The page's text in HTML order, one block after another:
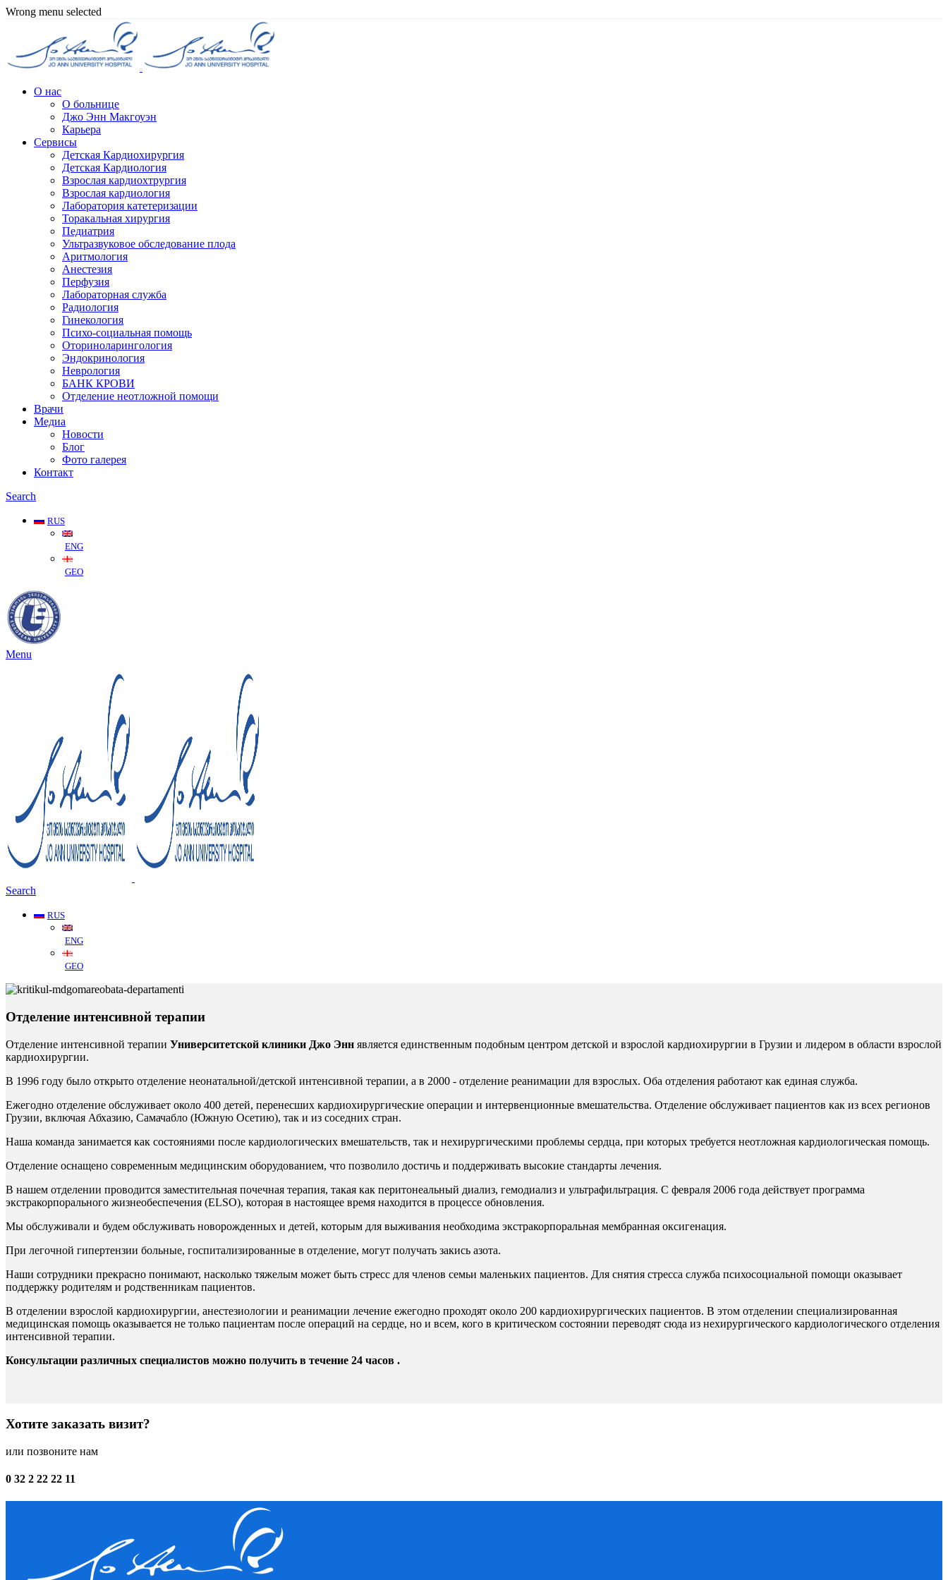
Wrong menu selected
О нас
О больнице
Джо Энн Макгоуэн
Карьера
Сервисы
Детская Кардиохирургия
Детская Кардиология
Взрослая кардиохтрургия
Взрослая кардиология
Лаборатория катетеризации
Торакальная хирургия
Педиатрия
Ультразвуковое обследование плода
Аритмология
Анестезия
Перфузия
Лабораторная служба
Радиология
Гинекология
Психо-социальная помощь
Оториноларингология
Эндокринология
Неврология
БАНК КРОВИ
Отделение неотложной помощи
Врачи
Медиа
Новости
Блог
Фото галерея
Контакт
Search
RUS
ENG
GEO
Menu
Search
RUS
ENG
GEO
Отделение интенсивной терапии
Отделение интенсивной терапии Университетской клиники Джо Энн является единственным подобным центром детской и взрослой кардиохирургии в Грузии и лидером в области взрослой
кардиохирургии.
В 1996 году было открыто отделение неонатальной/детской интенсивной терапии, а в 2000 - отделение реанимации для взрослых. Оба отделения работают как единая служба.
Ежегодно отделение обслуживает около 400 детей, перенесших кардиохирургические операции и интервенционные вмешательства. Отделение обслуживает пациентов как из всех регионов
Грузии, включая Абхазию, Самачабло (Южную Осетию), так и из соседних стран.
Наша команда занимается как состояниями после кардиологических вмешательств, так и нехирургическими проблемы сердца, при которых требуется неотложная кардиологическая помощь.
Отделение оснащено современным медицинским оборудованием, что позволило достичь и поддерживать высокие стандарты лечения.
В нашем отделении проводится заместительная почечная терапия, такая как перитонеальный диализ, гемодиализ и ультрафильтрация. С февраля 2006 года действует программа
экстракорпорального жизнеобеспечения (ELSO), которая в настоящее время находится в процессе обновления.
Мы обслуживали и будем обслуживать новорожденных и детей, которым для выживания необходима экстракорпоральная мембранная оксигенация.
При легочной гипертензии больные, госпитализированные в отделение, могут получать закись азота.
Наши сотрудники прекрасно понимают, насколько тяжелым может быть стресс для членов семьи маленьких пациентов. Для снятия стресса служба психосоциальной помощи оказывает
поддержку родителям и родственникам пациентов.
В отделении взрослой кардиохирургии, анестезиологии и реанимации лечение ежегодно проходят около 200 кардиохирургических пациентов. В этом отделении специализированная
медицинская помощь оказывается не только пациентам после операций на сердце, но и всем, кого в критическом состоянии переводят сюда из нехирургического кардиологического отделения
интенсивной терапии.
Консультации различных специалистов можно получить в течение 24 часов .
Хотите заказать визит?
или позвоните нам
0 32 2 22 22 11